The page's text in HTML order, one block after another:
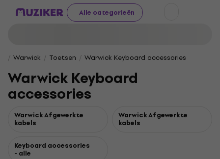
Alle categorieën
Warwick Toetsen Warwick Keyboard accessories
Warwick Keyboard
accessories
Warwick Afgewerkte
kabels
Warwick Afgewerkte
kabels
Keyboard accessories
- alle